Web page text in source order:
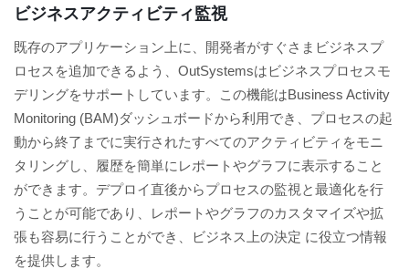
ビジネスアクティビティ監視
既存のアプリケーション上に、開発者がすぐさまビジネスプ
ロセスを追加できるよう、OutSystemsはビジネスプロセスモ
デリングをサポートしています。この機能はBusiness Activity
Monitoring (BAM)ダッシュボードから利用でき、プロセスの起
動から終了までに実行されたすべてのアクティビティをモニ
タリングし、履歴を簡単にレポートやグラフに表示すること
ができます。デプロイ直後からプロセスの監視と最適化を行
うことが可能であり、レポートやグラフのカスタマイズや拡
張も容易に行うことができ、ビジネス上の決定 に役立つ情報
を提供します。